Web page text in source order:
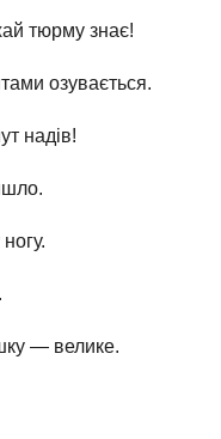
тюрму знає!
озувається.
надів!
— велике.